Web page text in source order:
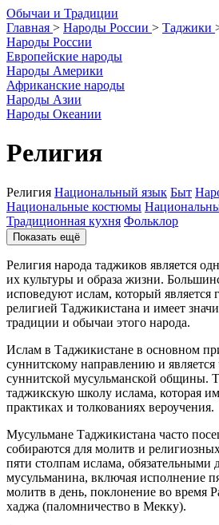
Обычаи и Традиции
Главная > Народы России > Таджики
Народы России
Европейские народы
Народы Америки
Африканские народы
Народы Азии
Народы Океании
Религия
Религия Национальный язык Быт
Национальные костюмы
Традиционная кухня Фольклор
Показать ещё
Религия народа таджиков является
их культуры и образа жизни.
исповедуют ислам, который является
религией Таджикистана и имеет
традиции и обычаи этого народа.
Ислам в Таджикистане в основном
суннитскому направлению и
суннитской мусульманской общины.
таджикскую школу ислама, которая
практиках и толкованиях вероучения.
Мусульмане Таджикистана часто
собираются для молитв и
пяти столпам ислама, обязательными
мусульманина, включая исполнение
молитв в день, поклонение во время
хаджа (паломничество в Мекку).